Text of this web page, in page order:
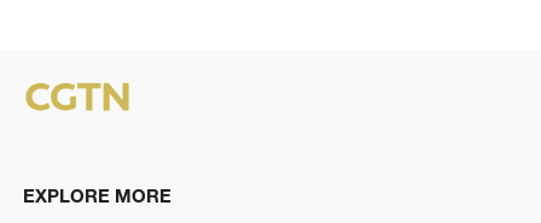
EXPLORE MORE